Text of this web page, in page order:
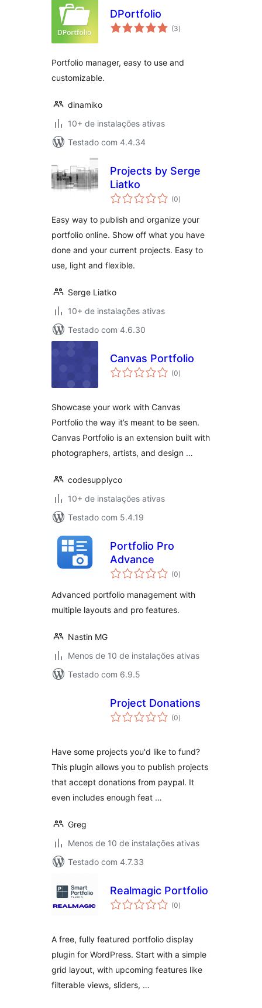
DPortfolio
(3total
de
)
Portfolio manager, easy to use and
customizable.
dinamiko
10+ de instalações ativas
Testado com 4.4.34
Projects by Serge
Liatko
(0total
de
)
Easy way to publish and organize your
portfolio online. Show off what you have
done and your current projects. Easy to
use, light and flexible.
Serge Liatko
10+ de instalações ativas
Testado com 4.6.30
Canvas Portfolio
(0total
de
)
Showcase your work with Canvas
Portfolio the way it’s meant to be seen.
Canvas Portfolio is an extension built with
photographers, artists, and design …
codesupplyco
10+ de instalações ativas
Testado com 5.4.19
Portfolio Pro
Advance
(0total
de
)
Advanced portfolio management with
multiple layouts and pro features.
Nastin MG
Menos de 10 de instalações ativas
Testado com 6.9.5
Project Donations
(0total
de
)
Have some projects you'd like to fund?
This plugin allows you to publish projects
that accept donations from paypal. It
even includes enough feat …
Greg
Menos de 10 de instalações ativas
Testado com 4.7.33
Realmagic Portfolio
(0total
de
)
A free, fully featured portfolio display
plugin for WordPress. Start with a simple
grid layout, with upcoming features like
filterable views, sliders, …